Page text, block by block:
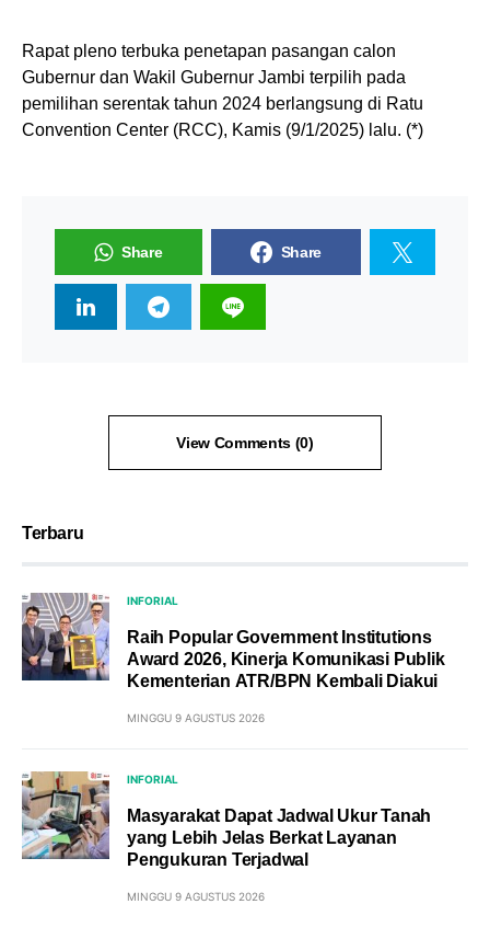
Rapat pleno terbuka penetapan pasangan calon
Gubernur dan Wakil Gubernur Jambi terpilih pada
pemilihan serentak tahun 2024 berlangsung di Ratu
Convention Center (RCC), Kamis (9/1/2025) lalu. (*)
Share Share
View Comments (0)
Terbaru
INFORIAL
Raih Popular Government Institutions
Award 2026, Kinerja Komunikasi Publik
Kementerian ATR/BPN Kembali Diakui
MINGGU 9 AGUSTUS 2026
INFORIAL
Masyarakat Dapat Jadwal Ukur Tanah
yang Lebih Jelas Berkat Layanan
Pengukuran Terjadwal
MINGGU 9 AGUSTUS 2026